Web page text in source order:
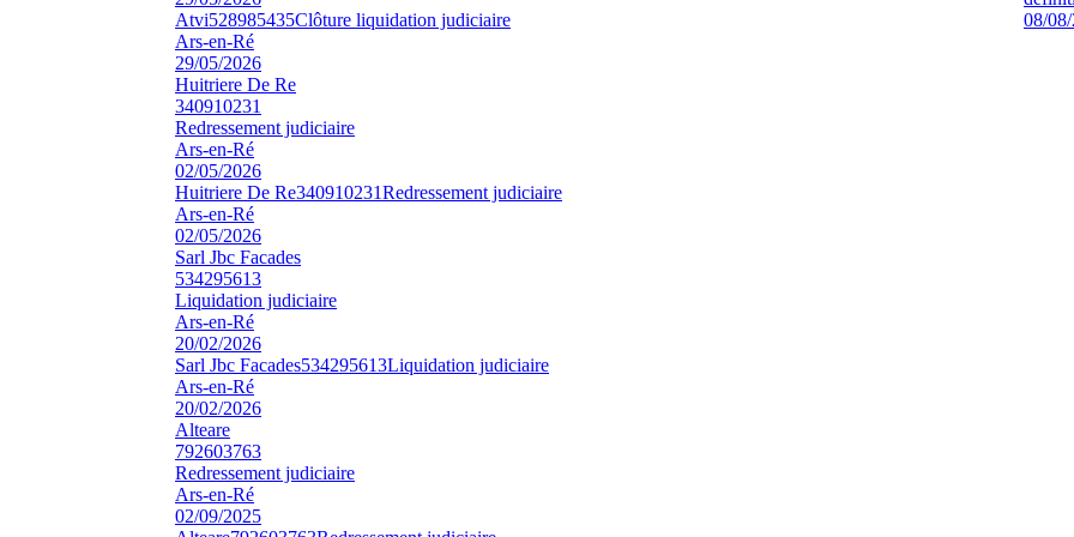
Atvi528985435Clôture liquidation judiciaire
Ars-en-Ré
29/05/2026
Huitriere De Re
340910231
Redressement judiciaire
Ars-en-Ré
02/05/2026
Huitriere De Re340910231Redressement judiciaire
Ars-en-Ré
02/05/2026
Sarl Jbc Facades
534295613
Liquidation judiciaire
Ars-en-Ré
20/02/2026
Sarl Jbc Facades534295613Liquidation judiciaire
Ars-en-Ré
20/02/2026
Alteare
792603763
Redressement judiciaire
Ars-en-Ré
02/09/2025
08/